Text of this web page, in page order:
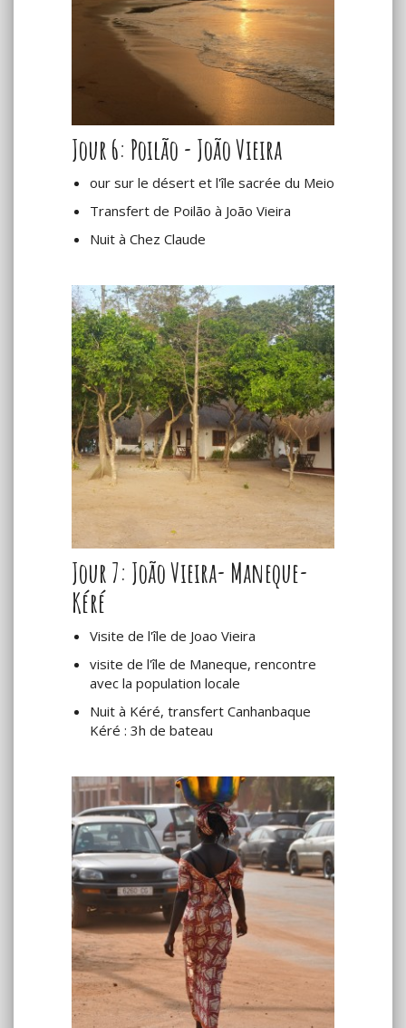
Jour 6: Poilão - João Vieira
our sur le désert et l'île sacrée du Meio
Transfert de Poilão à João Vieira
Nuit à Chez Claude
Jour 7: João Vieira- Maneque-
Kéré
Visite de l'île de Joao Vieira
visite de l'île de Maneque, rencontre
avec la population locale
Nuit à Kéré, transfert Canhanbaque
Kéré : 3h de bateau